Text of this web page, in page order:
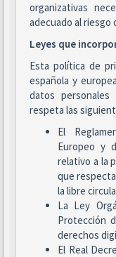
organizativas
adecuado al riesgo
Leyes que
Esta política de
española y
datos
respeta las
El
Europeo y
relativo a la
que
la libre
La Ley
Protección
derechos
El Real